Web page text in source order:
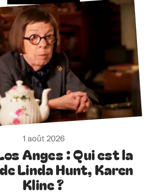
1 août 2026
Anges : Qui est la
Linda Hunt, Karen
Kline ?